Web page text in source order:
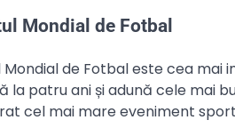
Mondial de Fotbal
de Fotbal este cea
la patru ani și adună cele mai
cel mai mare eveniment